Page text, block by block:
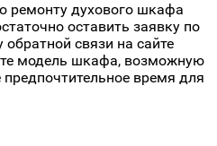
ремонту духового шкафа
оставить заявку по
связи на сайте
модель шкафа, возможную
время для